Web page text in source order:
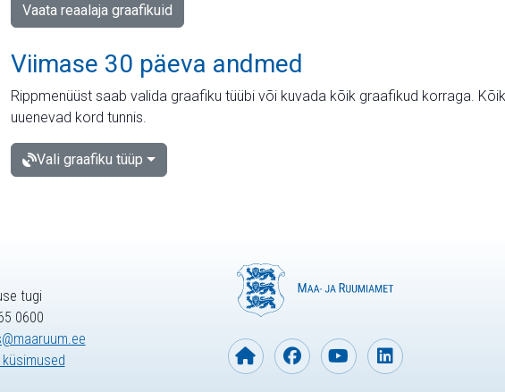
Vaata reaalaja graafikuid
Viimase 30 päeva andmed
Rippmenüüst saab valida graafiku tüübi või kuvada kõik graafikud korraga.
uuenevad kord tunnis.
Vali graafiku tüüp
tugi
0600